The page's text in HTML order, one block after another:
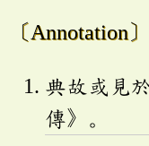
〔Annotation〕
典故或見
傳》。